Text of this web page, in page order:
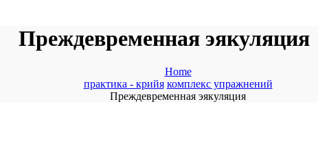
Преждевременная эякуляция
Home
практика - крийя комплекс упражнений
Преждевременная эякуляция